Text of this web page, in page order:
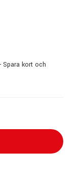
Spara kort och